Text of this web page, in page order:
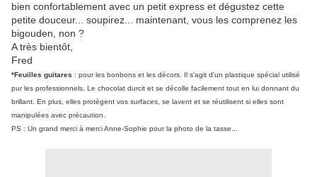
bien confortablement avec un petit express et dégustez cette
petite douceur... soupirez... maintenant, vous les comprenez les
bigouden, non ?
A très bientôt,
Fred
*Feuilles guitares : pour les bonbons et les décors. Il s'agit d'un plastique spécial utilisé
pur les professionnels. Le chocolat durcit et se décolle facilement tout en lui donnant du
brillant. En plus, elles protègent vos surfaces, se lavent et se réutilisent si elles sont
manipulées avec précaution.
PS : Un grand merci à merci Anne-Sophie pour la photo de la tasse...